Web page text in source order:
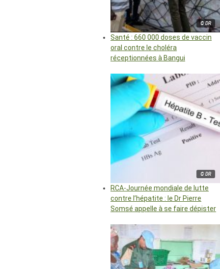
© DR
Santé : 660 000 doses de vaccin
oral contre le choléra
réceptionnées à Bangui
© DR
RCA-Journée mondiale de lutte
contre l’hépatite : le Dr Pierre
Somsé appelle à se faire dépister